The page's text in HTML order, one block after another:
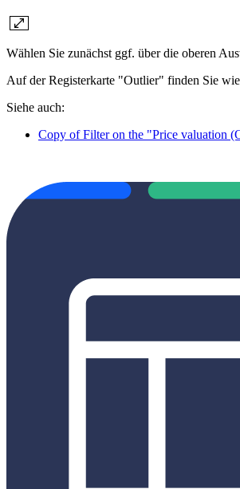
Wählen Sie zunächst ggf. über die oberen
Auf der Registerkarte "Outlier" finden Sie
Siehe auch:
Copy of Filter on the "Price valuation